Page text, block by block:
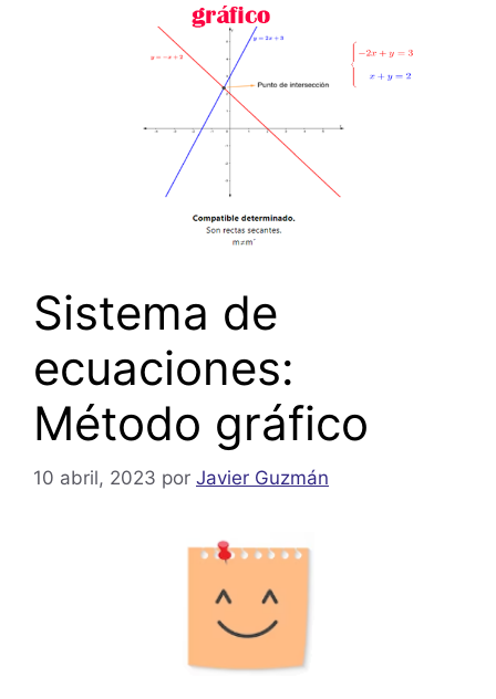
Sistema de
ecuaciones:
Método gráfico
10 abril, 2023 por Javier Guzmán